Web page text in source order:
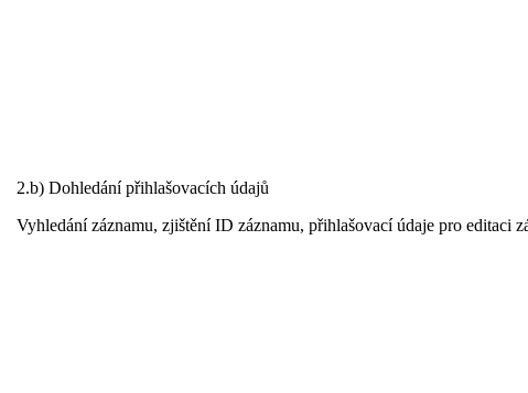
2.b) Dohledání přihlašovacích údajů
Vyhledání záznamu, zjištění ID záznamu, přihlašovací údaje pro editaci